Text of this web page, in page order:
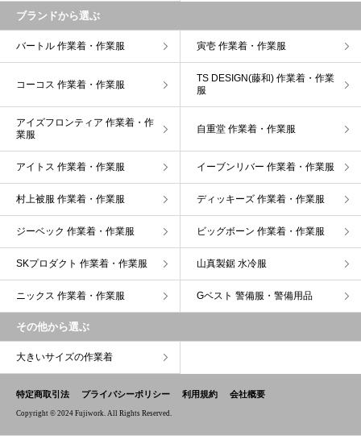
ブランドから選ぶ
バートル 作業着・作業服 寅壱 作業着・作業服
コーコス 作業着・作業服
TS DESIGN(藤和) 作業着・作業
服
アイズフロンティア 作業着・作
業服
自重堂 作業着・作業服
アイトス 作業着・作業服 イーブンリバー 作業着・作業服
村上被服 作業着・作業服 ディッキーズ 作業着・作業服
ジーベック 作業着・作業服 ビッグボーン 作業着・作業服
SKプロダクト 作業着・作業服 山真製鋸 水冷服
ニックス 作業着・作業服 Gベスト 警備服・警備用品
その他から選ぶ
大きいサイズの作業着
特定商取引法 プライバシーポリシー 利用規約 会社概要
Copyright © 2024 Fujiwork. All Rights Reserved.